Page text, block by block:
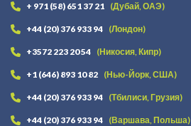
+ 971 (58) 651 37 21 (Дубай, ОАЭ)
+44 (20) 376 933 94 (Лондон)
+3572 223 20 54 (Никосия, Кипр)
+1 (646) 893 10 82 (Нью-Йорк, США)
+44 (20) 376 933 94 (Тбилиси, Грузия)
+44 (20) 376 933 94 (Варшава, Польша)